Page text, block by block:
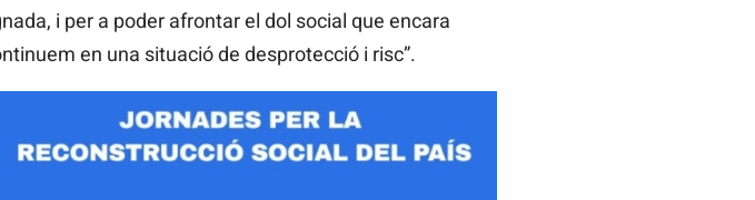
i per a poder afrontar el dol social que encara
en una situació de desprotecció i risc”.